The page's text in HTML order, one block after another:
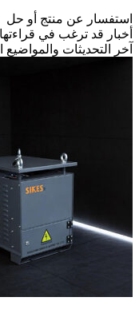
استفسار عن منتج أو حل
أخبار قد ترغب في قراءتها
آخر التحديثات والمواضيع